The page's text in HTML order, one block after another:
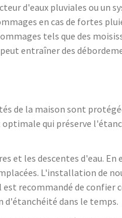
d'eaux pluviales ou un
en cas de fortes
tels que des
entraîner des
de la maison sont
optimale qui préserve
et les descentes d'eau. En
L'installation de
recommandé de confier
d'étanchéité dans le temps.